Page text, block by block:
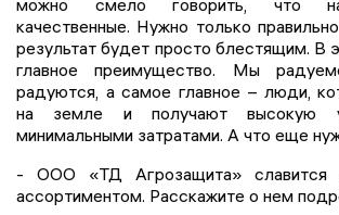
можно смело говорить, что
качественные. Нужно только
результат будет просто блестящим. В
главное преимущество. Мы
радуются, а самое главное – люди,
на земле и получают высокую
минимальными затратами. А что еще
- ООО «ТД Агрозащита» славится
ассортиментом. Расскажите о нем